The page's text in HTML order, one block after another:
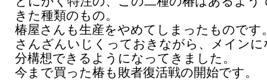
きた種類のもの。
椿屋さんも生産をやめてしまったものです
さんざんいじくっておきながら、メインに
分構想できるようになってきました。
今まで買った椿も敗者復活戦の開始です。